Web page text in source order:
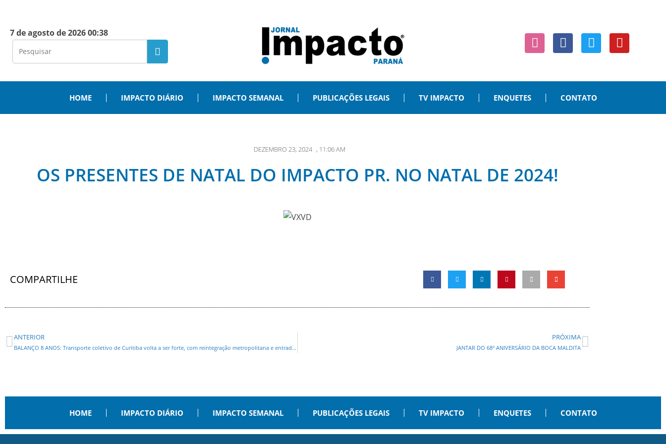
7 de agosto de 2026 00:38
HOME IMPACTO DIÁRIO IMPACTO SEMANAL PUBLICAÇÕES LEGAIS TV IMPACTO ENQUETES CONTATO
DEZEMBRO 23, 2024 , 11:06 AM
OS PRESENTES DE NATAL DO IMPACTO PR. NO NATAL DE 2024!
COMPARTILHE
ANTERIOR
BALANÇO 8 ANOS: Transporte coletivo de Curitiba volta a ser forte, com reintegração metropolitana e entrada na eletromobilidade
PRÓXIMA
JANTAR DO 68º ANIVERSÁRIO DA BOCA MALDITA
HOME IMPACTO DIÁRIO IMPACTO SEMANAL PUBLICAÇÕES LEGAIS TV IMPACTO ENQUETES CONTATO